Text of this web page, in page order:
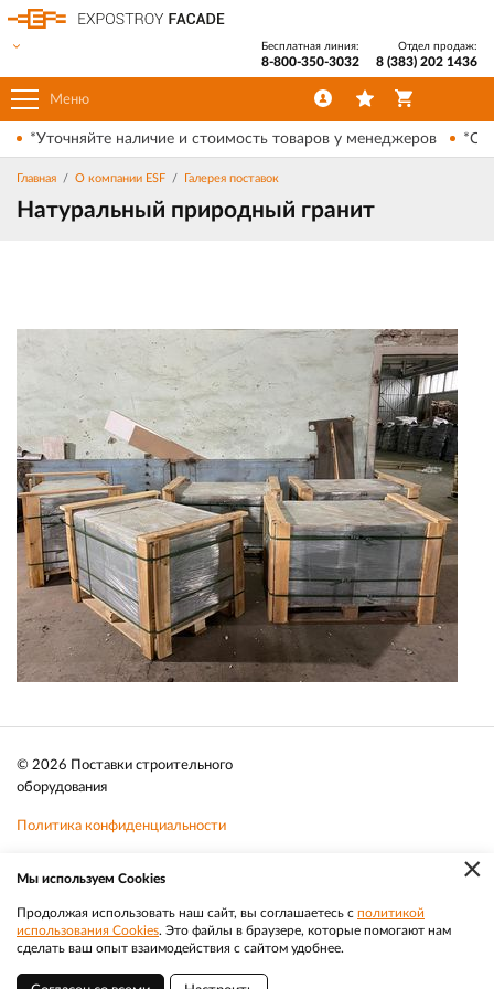
Меню
Бесплатная линия:
8-800-350-3032
Отдел продаж:
8 (383) 202 1436
*Уточняйте наличие и стоимость товаров у менеджеров
Главная О компании ESF Галерея поставок
Натуральный природный гранит
© 2026 Поставки строительного
оборудования
Политика конфиденциальности
Телефон:8 (383) 202 1436
Электронная почта:sale@efacade.ru Разработка|Веб-аналитика
×
Мы используем Cookies
Продолжая использовать наш сайт, вы соглашаетесь с политикой
использования Cookies. Это файлы в браузере, которые помогают нам
сделать ваш опыт взаимодействия с сайтом удобнее.